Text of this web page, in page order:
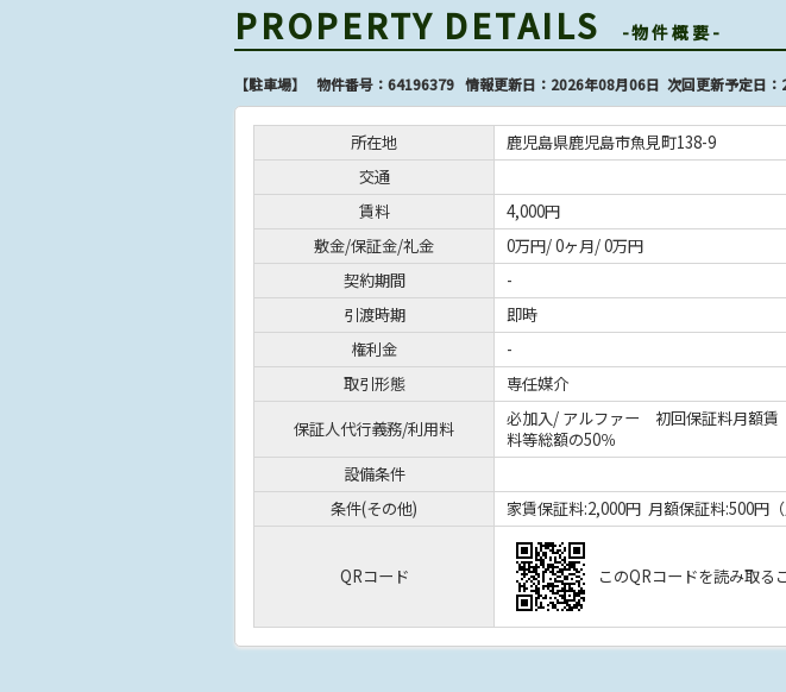
PROPERTY DETAILS -物件概要-
【駐車場】 物件番号：64196379 情報更新日：2026年08月06日 次回更新予定日
所在地
鹿児島県鹿児島市魚見町138-9
交通
賃料
4,000円
敷金/保証金/礼金
0万円/ 0ヶ月/ 0万円
契約期間
-
引渡時期
即時
権利金
-
取引形態
専任媒介
保証人代行義務/利用料
必加入/ アルファー 初回保証料月額賃
料等総額の50％
設備条件
条件(その他)
家賃保証料:2,000円 月額保証料:500円（
QRコード このQRコードを読み取る